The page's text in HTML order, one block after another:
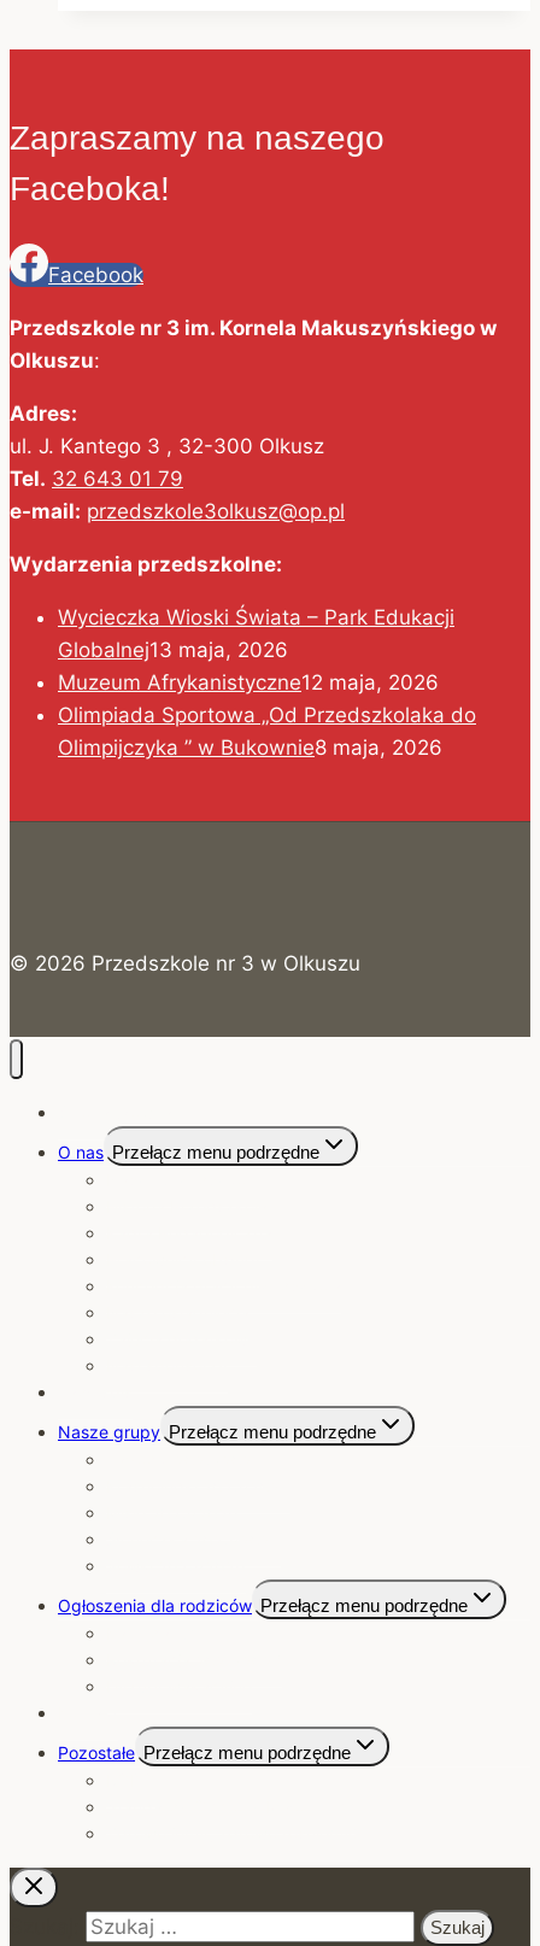
Zapraszamy na naszego
Faceboka!
Facebook
Przedszkole nr 3 im. Kornela Makuszyńskiego w
Olkuszu:
Adres:
ul. J. Kantego 3 , 32-300 Olkusz
Tel. 32 643 01 79
e-mail: przedszkole3olkusz@op.pl
Wydarzenia przedszkolne:
Wycieczka Wioski Świata – Park Edukacji
Globalnej13 maja, 2026
Muzeum Afrykanistyczne12 maja, 2026
Olimpiada Sportowa „Od Przedszkolaka do
Olimpijczyka ” w Bukownie8 maja, 2026
© 2026 Przedszkole nr 3 w Olkuszu
O nas Przełącz menu podrzędne
Nasze grupy Przełącz menu podrzędne
Ogłoszenia dla rodziców Przełącz menu podrzędne
Pozostałe Przełącz menu podrzędne